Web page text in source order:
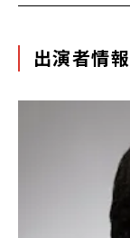
出演者情報